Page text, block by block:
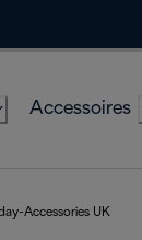
Accessoires
Accessories UK